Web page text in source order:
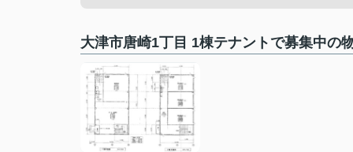
⼤津市唐崎1丁⽬ 1棟テナントで募集中の